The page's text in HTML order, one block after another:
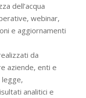
dell’acqua
webinar,
e aggiornamenti
da
aziende, enti e
legge,
analitici e